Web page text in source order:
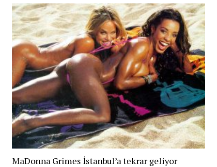
MaDonna Grimes İstanbul’a tekrar geliyor